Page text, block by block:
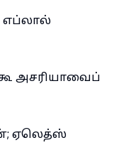
எப்லால்
அசரியாவைப்
ஏலெத்ஸ்